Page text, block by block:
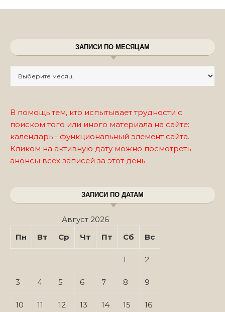
ЗАПИСИ ПО МЕСЯЦАМ
В помощь тем, кто испытывает трудности с
поиском того или иного материала на сайте:
календарь - функциональный элемент сайта.
Кликом на активную дату можно посмотреть
анонсы всех записей за этот день.
ЗАПИСИ ПО ДАТАМ
Август 2026
Пн
Вт Ср Чт Пт Сб Вс
1 2
3 4 5 6 7 8 9
10 11 12 13 14 15 16